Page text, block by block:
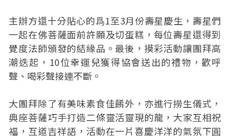
主辦方還十分貼心的爲1至3月份壽星慶生，壽星們
一起在佛菩薩面前許願及切蛋糕，每位壽星還得到
覺度法師頒發的結緣品。最後，摸彩活動讓團拜高
潮迭起，10位幸運兒獲得協會送出的禮物，歡呼
聲、喝彩聲接連不斷。
大團拜除了有美味素食佳餚外，亦進行撈生儀式，
典座菩薩巧手打造二條靈活靈現的龍，大家互相祝
福，互道吉祥語，活動在一片喜慶洋洋的氣氛下圓